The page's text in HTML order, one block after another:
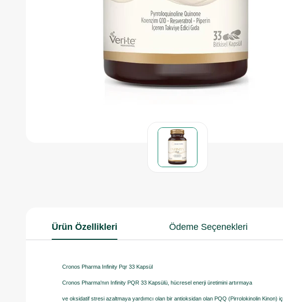
Ürün Özellikleri Ödeme Seçenekleri
Cronos Pharma Infinity Pqr 33 Kapsül
Cronos Pharma'nın Infinity PQR 33 Kapsülü, hücresel enerji üretimini artırmaya
ve oksidatif stresi azaltmaya yardımcı olan bir antioksidan olan PQQ (Pirrolokinolin Kinon)